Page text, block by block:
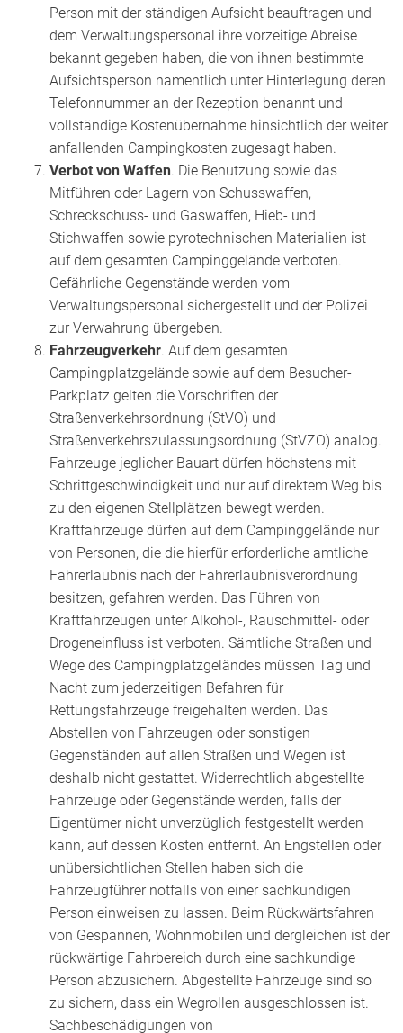
Person mit der ständigen Aufsicht beauftragen und
dem Verwaltungspersonal ihre vorzeitige Abreise
bekannt gegeben haben, die von ihnen bestimmte
Aufsichtsperson namentlich unter Hinterlegung deren
Telefonnummer an der Rezeption benannt und
vollständige Kostenübernahme hinsichtlich der weiter
anfallenden Campingkosten zugesagt haben.
Verbot von Waffen. Die Benutzung sowie das
Mitführen oder Lagern von Schusswaffen,
Schreckschuss- und Gaswaffen, Hieb- und
Stichwaffen sowie pyrotechnischen Materialien ist
auf dem gesamten Campinggelände verboten.
Gefährliche Gegenstände werden vom
Verwaltungspersonal sichergestellt und der Polizei
zur Verwahrung übergeben.
Fahrzeugverkehr. Auf dem gesamten
Campingplatzgelände sowie auf dem Besucher-
Parkplatz gelten die Vorschriften der
Straßenverkehrsordnung (StVO) und
Straßenverkehrszulassungsordnung (StVZO) analog.
Fahrzeuge jeglicher Bauart dürfen höchstens mit
Schrittgeschwindigkeit und nur auf direktem Weg bis
zu den eigenen Stellplätzen bewegt werden.
Kraftfahrzeuge dürfen auf dem Campinggelände nur
von Personen, die die hierfür erforderliche amtliche
Fahrerlaubnis nach der Fahrerlaubnisverordnung
besitzen, gefahren werden. Das Führen von
Kraftfahrzeugen unter Alkohol-, Rauschmittel- oder
Drogeneinfluss ist verboten. Sämtliche Straßen und
Wege des Campingplatzgeländes müssen Tag und
Nacht zum jederzeitigen Befahren für
Rettungsfahrzeuge freigehalten werden. Das
Abstellen von Fahrzeugen oder sonstigen
Gegenständen auf allen Straßen und Wegen ist
deshalb nicht gestattet. Widerrechtlich abgestellte
Fahrzeuge oder Gegenstände werden, falls der
Eigentümer nicht unverzüglich festgestellt werden
kann, auf dessen Kosten entfernt. An Engstellen oder
unübersichtlichen Stellen haben sich die
Fahrzeugführer notfalls von einer sachkundigen
Person einweisen zu lassen. Beim Rückwärtsfahren
von Gespannen, Wohnmobilen und dergleichen ist der
rückwärtige Fahrbereich durch eine sachkundige
Person abzusichern. Abgestellte Fahrzeuge sind so
zu sichern, dass ein Wegrollen ausgeschlossen ist.
Sachbeschädigungen von